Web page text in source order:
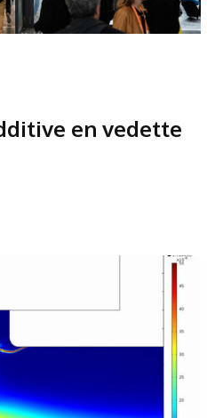
en vedette